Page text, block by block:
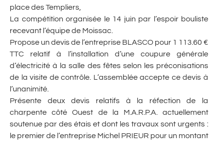
place des Templiers,
La compétition organisée le 14 juin par l’espoir bouliste
recevant l’équipe de Moissac.
Propose un devis de l’entreprise BLASCO pour 1 113.60 €
TTC relatif à l’installation d’une coupure générale
d’électricité à la salle des fêtes selon les préconisations
de la visite de contrôle. L’assemblée accepte ce devis à
l’unanimité.
Présente deux devis relatifs à la réfection de la
charpente côté Ouest de la M.A.R.P.A. actuellement
soutenue par des étais et dont les travaux sont urgents :
le premier de l’entreprise Michel PRIEUR pour un montant